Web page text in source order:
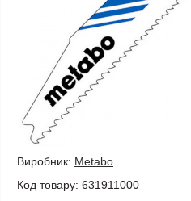
Виробник: Metabo
Код товару: 631911000